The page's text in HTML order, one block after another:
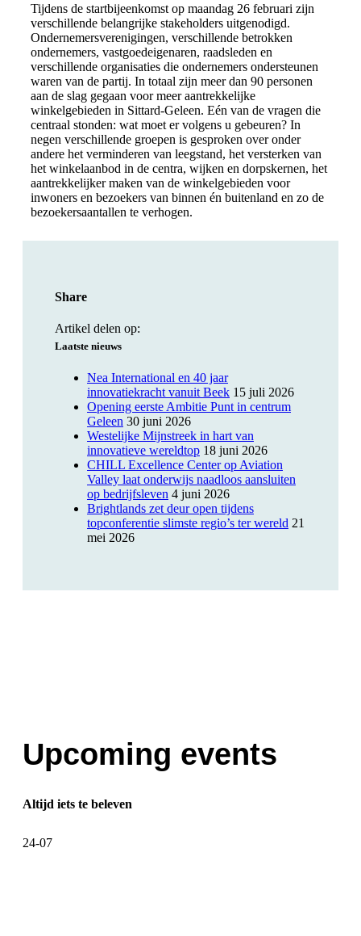
Tijdens de startbijeenkomst op maandag 26 februari zijn
verschillende belangrijke stakeholders uitgenodigd.
Ondernemersverenigingen, verschillende betrokken
ondernemers, vastgoedeigenaren, raadsleden en
verschillende organisaties die ondernemers ondersteunen
waren van de partij. In totaal zijn meer dan 90 personen
aan de slag gegaan voor meer aantrekkelijke
winkelgebieden in Sittard-Geleen. Eén van de vragen die
centraal stonden: wat moet er volgens u gebeuren? In
negen verschillende groepen is gesproken over onder
andere het verminderen van leegstand, het versterken van
het winkelaanbod in de centra, wijken en dorpskernen, het
aantrekkelijker maken van de winkelgebieden voor
inwoners en bezoekers van binnen én buitenland en zo de
bezoekersaantallen te verhogen.
Share
Artikel delen op:
Laatste nieuws
Nea International en 40 jaar
innovatiekracht vanuit Beek 15 juli 2026
Opening eerste Ambitie Punt in centrum
Geleen 30 juni 2026
Westelijke Mijnstreek in hart van
innovatieve wereldtop 18 juni 2026
CHILL Excellence Center op Aviation
Valley laat onderwijs naadloos aansluiten
op bedrijfsleven 4 juni 2026
Brightlands zet deur open tijdens
topconferentie slimste regio’s ter wereld 21
mei 2026
Upcoming events
Altijd iets te beleven
24-07